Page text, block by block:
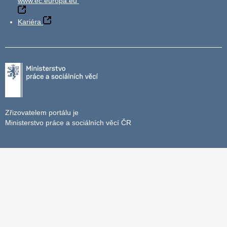
Kariéra
Zřizovatelem portálu je
Ministerstvo práce a sociálních věcí ČR